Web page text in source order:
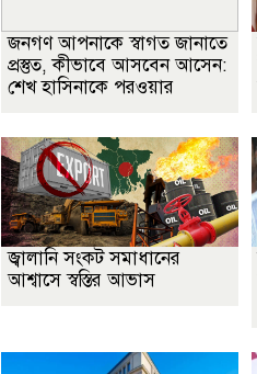
জনগণ আপনাকে স্বাগত জানাতে
প্রস্তুত, কীভাবে আসবেন আসেন:
শেখ হাসিনাকে পরওয়ার
জ্বালানি সংকট সমাধানের
আশ্বাসে স্বস্তির আভাস